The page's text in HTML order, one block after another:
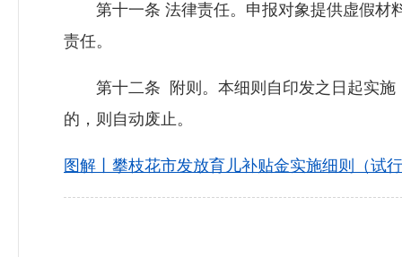
第十一条 法律责任。申报对象提供虚假材
责任。
第十二条 附则。本细则自印发之日起实施
的，则自动废止。
图解丨攀枝花市发放育儿补贴金实施细则（试